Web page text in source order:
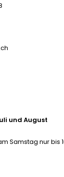
und August
Samstag nur bis